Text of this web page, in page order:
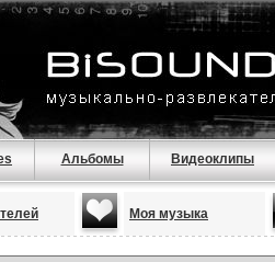
Альбомы Видеоклипы
Моя музыка